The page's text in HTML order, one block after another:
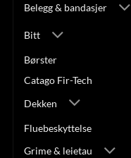
Belegg & bandasjer
Bitt
Børster
Catago Fir-Tech
Dekken
Fluebeskyttelse
Grime & leietau